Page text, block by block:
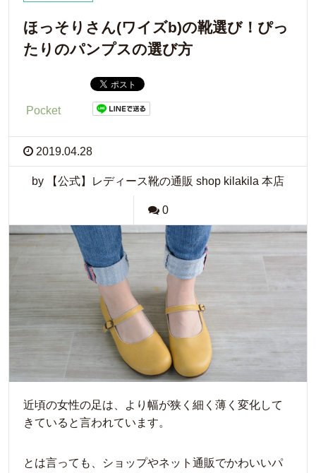
ほっそりさん(ワイズb)の靴選び！ぴっ
たりのパンプスの選び方
Pocket
2019.04.28
by 【公式】レディース靴の通販 shop kilakila 本店
0
近頃の女性の足は、より幅が狭く細く薄く変化して
きていると言われています。
とは言っても、ショップやネット通販でかわいいパ